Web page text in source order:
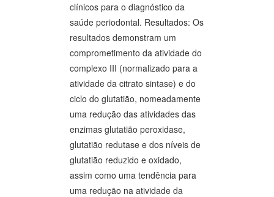
clínicos para o diagnóstico da
saúde periodontal. Resultados: Os
resultados demonstram um
comprometimento da atividade do
complexo III (normalizado para a
atividade da citrato sintase) e do
ciclo do glutatião, nomeadamente
uma redução das atividades das
enzimas glutatião peroxidase,
glutatião redutase e dos níveis de
glutatião reduzido e oxidado,
assim como uma tendência para
uma redução na atividade da